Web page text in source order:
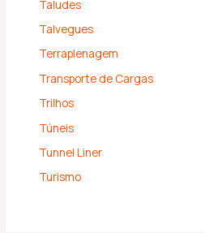
Taludes
Talvegues
Terraplenagem
Transporte de Cargas
Trilhos
Túneis
Tunnel Liner
Turismo